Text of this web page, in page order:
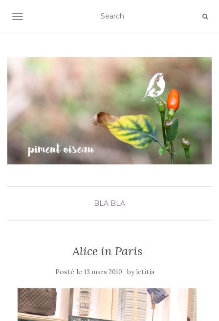
AFFICHER/MASQUER LA NAVIGATION
BLA BLA
Alice in Paris
Posté le 13 mars 2010 byletitia